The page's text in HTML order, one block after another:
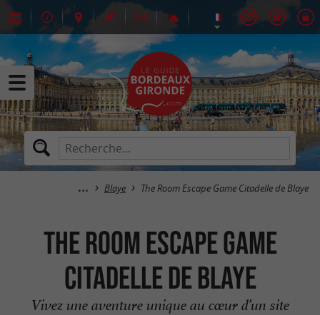
Blaye The Room Escape Game Citadelle de Blaye
The Room Escape Game
Citadelle de Blaye
Vivez une aventure unique au cœur d’un site